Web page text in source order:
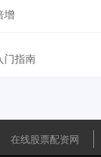
增
门指南
在线股票配资网